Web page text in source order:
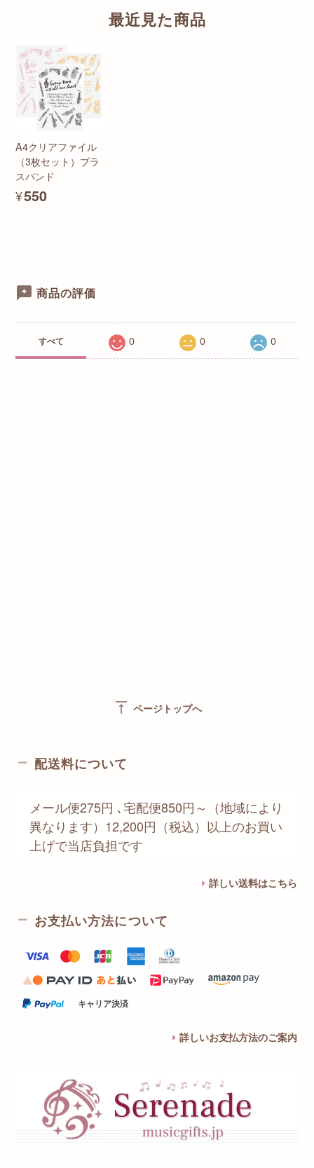
最近見た商品
A4クリアファイル
（3枚セット）ブラ
スバンド
¥550
商品の評価
すべて 0 0 0
vertical_align_top ページトップへ
配送料について
メール便275円 ､宅配便850円～（地域により
異なります）12,200円（税込）以上のお買い
上げで当店負担です
詳しい送料はこちら
お支払い方法について
キャリア決済
詳しいお支払方法のご案内